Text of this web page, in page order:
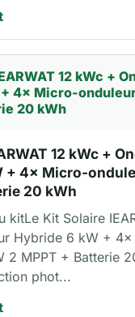
12 kWc +
+ 4× Micro-
20 kWh
kitLe Kit Solaire
Hybride 6 kW +
2 MPPT + Batterie
phot...